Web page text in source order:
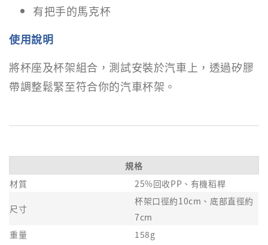
有把手的馬克杯
使用說明
將杯座及杯架組合，測試安裝於汽車上，透過矽膠
帶調整鬆緊至符合你的汽車杯架。
規格
材質
25%回收PP、有機稻桿
尺寸
杯架口徑約10cm、底部直徑約
7cm
重量
158g